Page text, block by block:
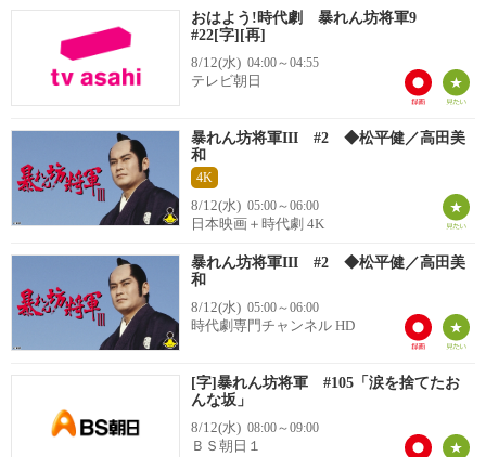
おはよう!時代劇 暴れん坊将軍9
#22[字][再]
8/12(水) 04:00～04:55
テレビ朝日
暴れん坊将軍III #2 ◆松平健／高田美
和
4K
8/12(水) 05:00～06:00
日本映画＋時代劇 4K
暴れん坊将軍III #2 ◆松平健／高田美
和
8/12(水) 05:00～06:00
時代劇専門チャンネル HD
[字]暴れん坊将軍 #105「涙を捨てたお
んな坂」
8/12(水) 08:00～09:00
ＢＳ朝日１